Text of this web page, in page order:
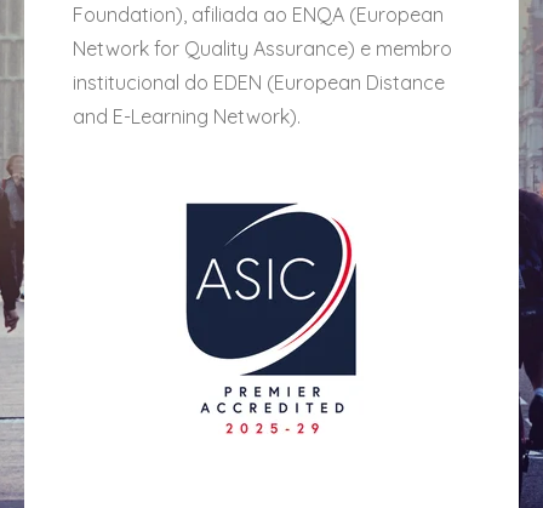
Foundation), afiliada ao ENQA (European
Network for Quality Assurance) e membro
institucional do EDEN (European Distance
and E-Learning Network).